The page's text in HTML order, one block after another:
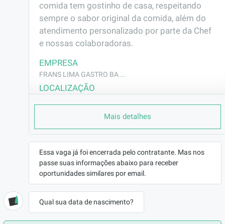
comida tem gostinho de casa, respeitando
sempre o sabor original da comida, além do
atendimento personalizado por parte da Chef
e nossas colaboradoras.
EMPRESA
FRANS LIMA GASTRO BA ...
LOCALIZAÇÃO
CLT (Efetivo)
REMUNERAÇÃO
R$2360,00
VAGA AFIRMATIVA
Não
RAMO DE ATUAÇÃO
Hotéis/Restaurantes
Mais detalhes
Essa vaga já foi encerrada pelo contratante. Mas nos
passe suas informações abaixo para receber
oportunidades similares por email.
Qual sua data de nascimento?